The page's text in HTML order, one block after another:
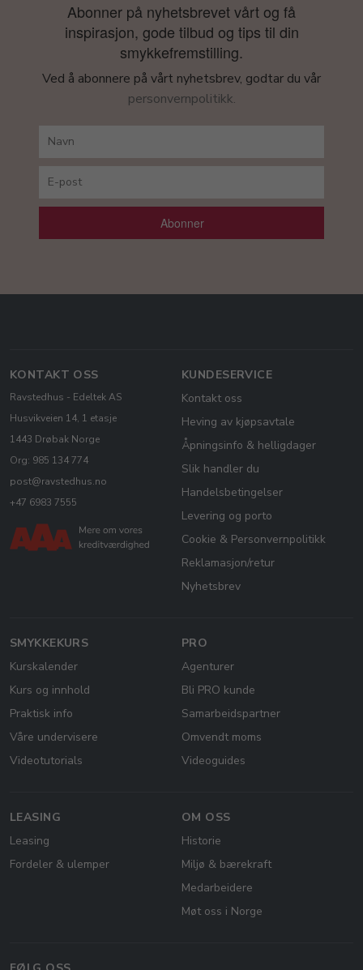
Abonner på nyhetsbrevet vårt og få
inspirasjon, gode tilbud og tips til din
smykkefremstilling.
Ved å abonnere på vårt nyhetsbrev, godtar du vår
personvernpolitikk.
Abonner
KONTAKT OSS
Ravstedhus - Edeltek AS
Husvikveien 14, 1 etasje
1443 Drøbak Norge
Org: 985 134 774
post@ravstedhus.no
+47 6983 7555
KUNDESERVICE
Kontakt oss
Heving av kjøpsavtale
Åpningsinfo & helligdager
Slik handler du
Handelsbetingelser
Levering og porto
Cookie & Personvernpolitikk
Reklamasjon/retur
Nyhetsbrev
SMYKKEKURS
Kurskalender
Kurs og innhold
Praktisk info
Våre undervisere
Videotutorials
PRO
Agenturer
Bli PRO kunde
Samarbeidspartner
Omvendt moms
Videoguides
LEASING
Leasing
Fordeler & ulemper
OM OSS
Historie
Miljø & bærekraft
Medarbeidere
Møt oss i Norge